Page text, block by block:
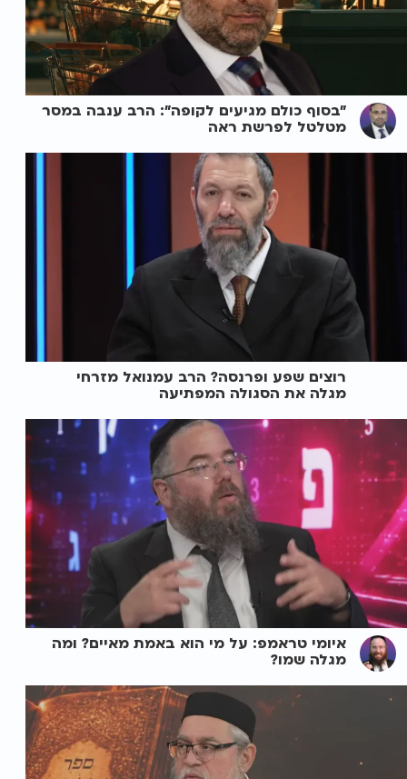
"בסוף כולם מגיעים לקופה": הרב ענבה במסר
מטלטל לפרשת ראה
רוצים שפע ופרנסה? הרב עמנואל מזרחי
מגלה את הסגולה המפתיעה
איומי טראמפ: על מי הוא באמת מאיים? ומה
מגלה שמו?